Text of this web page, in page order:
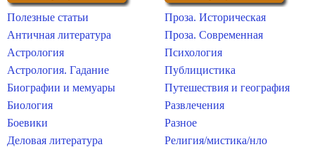
Полезные статьи
Античная литература
Астрология
Астрология. Гадание
Биографии и мемуары
Биология
Боевики
Деловая литература
Проза. Историческая
Проза. Современная
Психология
Публицистика
Путешествия и география
Развлечения
Разное
Религия/мистика/нло